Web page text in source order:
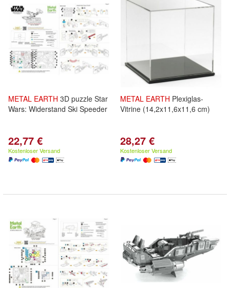
METAL EARTH 3D puzzle Star
Wars: Widerstand Ski Speeder
22,77 €
Kostenloser Versand
METAL EARTH Plexiglas-
Vitrine (14,2x11,6x11,6 cm)
28,27 €
Kostenloser Versand